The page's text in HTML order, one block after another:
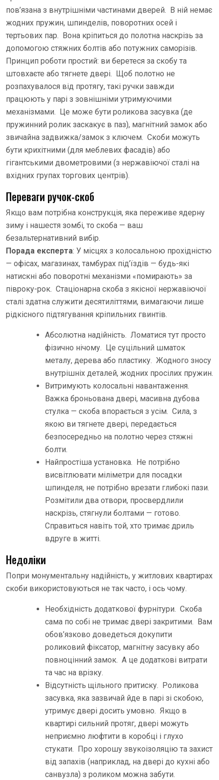
пов’язана з внутрішніми частинами дверей. В ній немає
жодних пружин, шпинделів, поворотних осей і
тертьових пар. Вона кріпиться до полотна наскрізь за
допомогою стяжних болтів або потужних саморізів.
Принцип роботи простий: ви беретеся за скобу та
штовхаєте або тягнете двері. Щоб полотно не
розпахувалося від протягу, такі ручки завжди
працюють у парі з зовнішніми утримуючими
механізмами. Це може бути роликова засувка (де
пружинний ролик заскакує в паз), магнітний замок або
звичайна задвижка/замок з ключем. Скоби можуть
бути крихітними (для меблевих фасадів) або
гігантськими двометровими (з нержавіючої сталі на
вхідних групах торгових центрів).
Переваги ручок-скоб
Якщо вам потрібна конструкція, яка переживе ядерну
зиму і нашестя зомбі, то скоба — ваш
безальтернативний вибір.
Порада експерта: У місцях з колосальною прохідністю
— офісах, магазинах, тамбурах під’їздів — будь-які
натискні або поворотні механізми «помирають» за
півроку-рок. Стаціонарна скоба з якісної нержавіючої
сталі здатна служити десятиліттями, вимагаючи лише
рідкісного підтягування кріпильних гвинтів.
Абсолютна надійність. Ломатися тут просто
фізично нічому. Це суцільний шматок
металу, дерева або пластику. Жодного зносу
внутрішніх деталей, жодних просілих пружин.
Витримують колосальні навантаження.
Важка броньована двері, масивна дубова
стулка — скоба впорається з усім. Сила, з
якою ви тягнете двері, передається
безпосередньо на полотно через стяжні
болти.
Найпростіша установка. Не потрібно
висвітлювати міліметри для посадки
шпинделя, не потрібно врезати глибокі пази.
Розмітили два отвори, просвердлили
наскрізь, стягнули болтами — готово.
Справиться навіть той, хто тримає дриль
вдруге в житті.
Недоліки
Попри монументальну надійність, у житлових квартирах
скоби використовуються не так часто, і ось чому.
Необхідність додаткової фурнітури. Скоба
сама по собі не тримає двері закритими. Вам
обов’язково доведеться докупити
роликовий фіксатор, магнітну засувку або
повноцінний замок. А це додаткові витрати
та час на врізку.
Відсутність щільного притиску. Роликова
засувка, яка зазвичай йде в парі зі скобою,
утримує двері досить умовно. Якщо в
квартирі сильний протяг, двері можуть
неприємно люфтити в коробці і глухо
стукати. Про хорошу звукоізоляцію та захист
від запахів (наприклад, на двері до кухні або
санвузла) з роликом можна забути.